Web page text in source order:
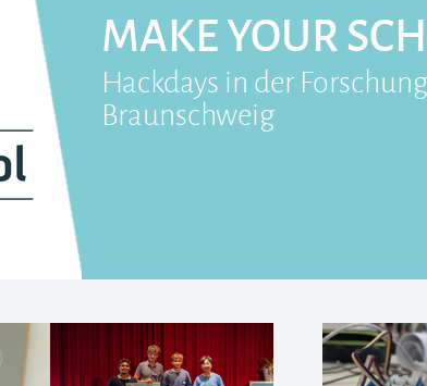
MAKE YOUR
Hackdays in der
Braunschweig